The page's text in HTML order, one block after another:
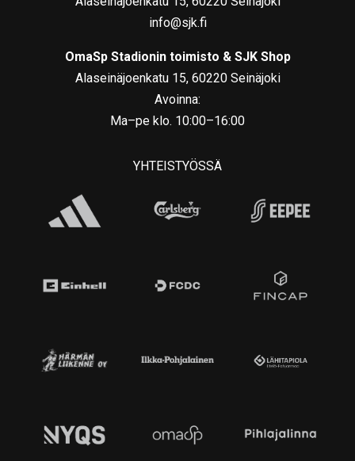
info@sjk.fi
OmaSp Stadionin toimisto & SJK Shop
Alaseinäjoenkatu 15, 60220 Seinäjoki
Avoinna:
Ma–pe klo. 10:00–16:00
YHTEISTYÖSSÄ